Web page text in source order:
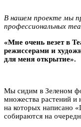
В нашем проекте мы
профессиональных
«Мне очень везет в
режиссерами и
для меня открытие».
Мы сидим в Зеленом
множества растений и
на которых написано
собираются на